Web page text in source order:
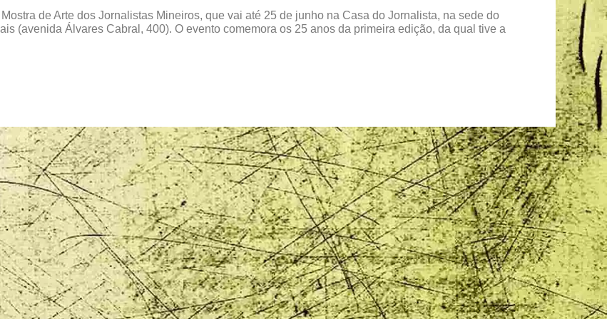
de Arte dos Jornalistas Mineiros, que vai até 25 de junho na Casa do Jornalista, na sede do
(avenida Álvares Cabral, 400). O evento comemora os 25 anos da primeira edição, da qual tive a